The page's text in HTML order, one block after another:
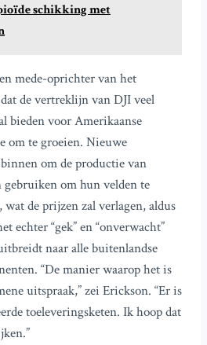
schikking met
mede-oprichter van het
de vertreklijn van DJI veel
bieden voor Amerikaanse
om te groeien. Nieuwe
om de productie van
gebruiken om hun velden te
wat de prijzen zal verlagen, aldus
echter “gek” en “onverwacht”
naar alle buitenlandse
“De manier waarop het is
uitspraak,” zei Erickson. “Er is
toeleveringsketen. Ik hoop dat